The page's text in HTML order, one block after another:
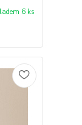
6 ks